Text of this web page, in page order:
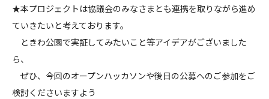
★本プロジェクトは協議会のみなさまとも連携を取りながら進め
ていきたいと考えております。
ときわ公園で実証してみたいこと等アイデアがございました
ら、
ぜひ、今回のオープンハッカソンや後日の公募へのご参加をご
検討くださいますよう